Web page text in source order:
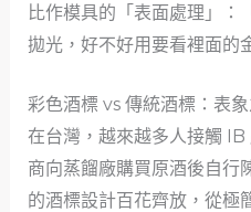
比作模具的「表面處理」：
拋光，好不好用要看裡面的
彩色酒標 vs 傳統酒標：表
在台灣，越來越多人接觸
商向蒸餾廠購買原酒後自行
的酒標設計百花齊放，從極